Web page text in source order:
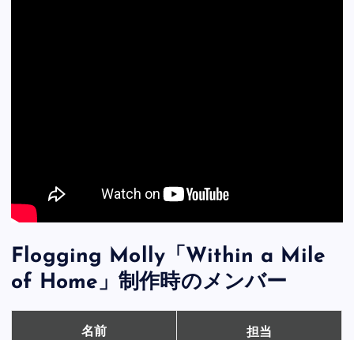
Flogging Molly「Within a Mile
of Home」制作時のメンバー
名前 担当